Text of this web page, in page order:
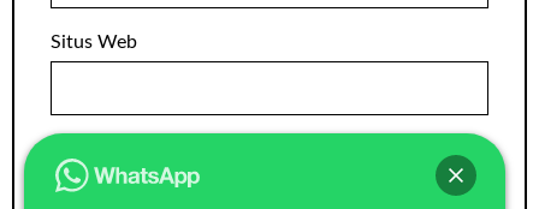
Situs Web